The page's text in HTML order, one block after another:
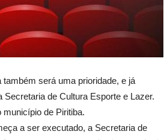
será uma prioridade, e já
de Cultura Esporte e Lazer.
de Piritiba.
a ser executado, a Secretaria de